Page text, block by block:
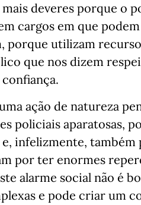
deveres porque o
cargos em que
porque utilizam
que nos dizem
ação de natureza
policiais aparatosas,
infelizmente, também
por ter enormes
alarme social não é
e pode criar um